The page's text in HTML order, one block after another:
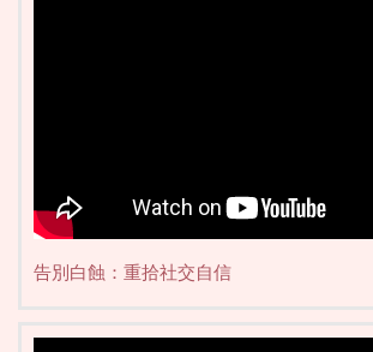
告別白蝕：重拾社交自信